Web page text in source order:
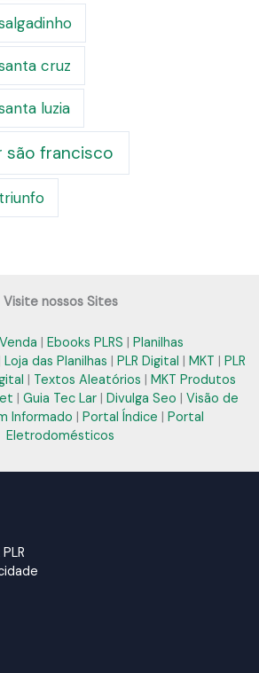
cruz
luzia
são francisco
Visite nossos Sites
Ebooks PLRS
Planilhas
Loja das Planilhas PLR Digital MKT
PLR
Textos Aleatórios
MKT Produtos
Guia Tec Lar Divulga Seo
Visão de
Informado Portal Índice
Portal
Eletrodomésticos